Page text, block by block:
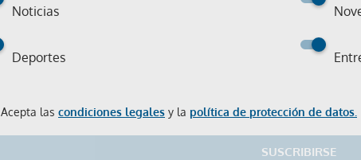
Noticias
Deportes
Acepta las condiciones legales y la política de protección de datos.
SUSCRIBIRSE